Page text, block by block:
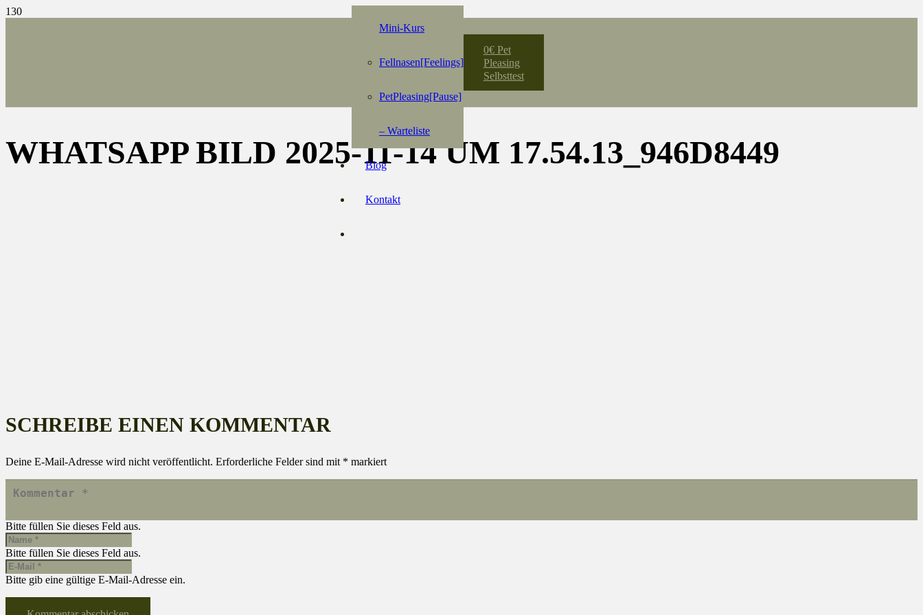
Mini-Kurs
Fellnasen[Feelings]
PetPleasing[Pause]
– Warteliste
Blog
Kontakt
0€ Pet
Pleasing
Selbsttest
WHATSAPP BILD 2025-11-14 UM 17.54.13_946D8449
SCHREIBE EINEN KOMMENTAR
Deine E-Mail-Adresse wird nicht veröffentlicht. Erforderliche Felder sind mit * markiert
Bitte füllen Sie dieses Feld aus.
Bitte füllen Sie dieses Feld aus.
Bitte gib eine gültige E-Mail-Adresse ein.